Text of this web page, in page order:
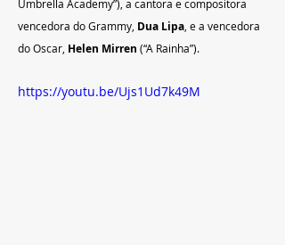
Umbrella Academy”), a cantora e compositora
vencedora do Grammy, Dua Lipa , e a vencedora
do Oscar, Helen Mirren (“A Rainha”).
https://youtu.be/Ujs1Ud7k49M